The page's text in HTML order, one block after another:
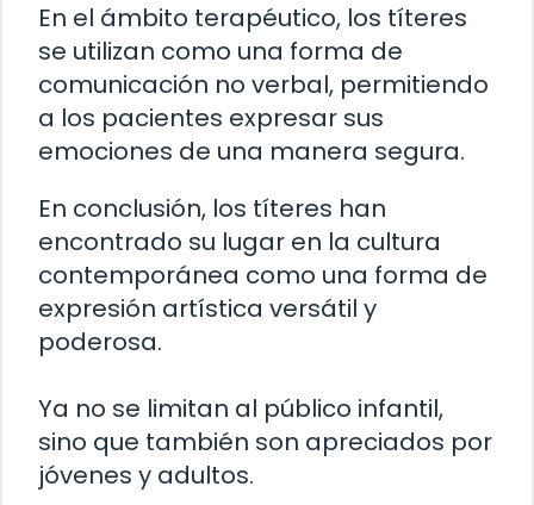
En el ámbito terapéutico, los títeres
se utilizan como una forma de
comunicación no verbal, permitiendo
a los pacientes expresar sus
emociones de una manera segura.
En conclusión, los títeres han
encontrado su lugar en la cultura
contemporánea como una forma de
expresión artística versátil y
poderosa.
Ya no se limitan al público infantil,
sino que también son apreciados por
jóvenes y adultos.